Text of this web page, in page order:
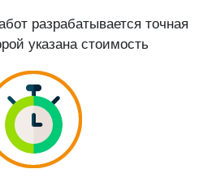
разрабатывается точная
указана стоимость